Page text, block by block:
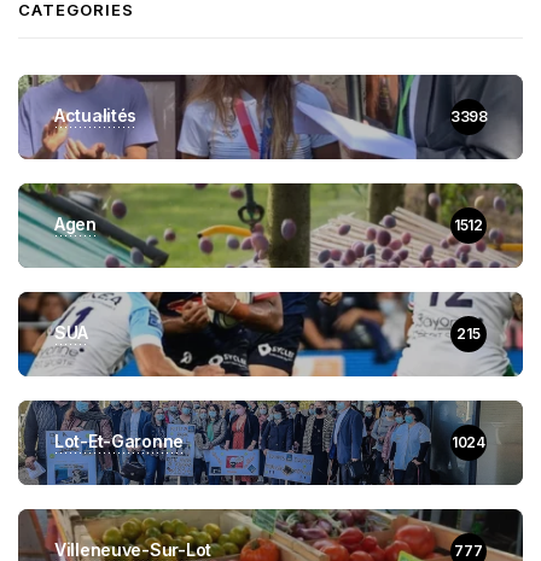
CATEGORIES
Actualités 3398
Agen 1512
SUA 215
Lot-Et-Garonne 1024
Villeneuve-Sur-Lot 777